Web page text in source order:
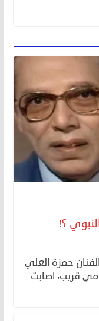
؟!
حمزة العلي
قريب، اصابت